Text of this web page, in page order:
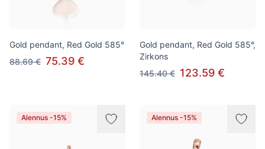
Gold pendant, Red Gold 585°
88.69 € 75.39 €
Gold pendant, Red Gold 585°,
Zirkons
145.40 € 123.59 €
Alennus -15% Alennus -15%